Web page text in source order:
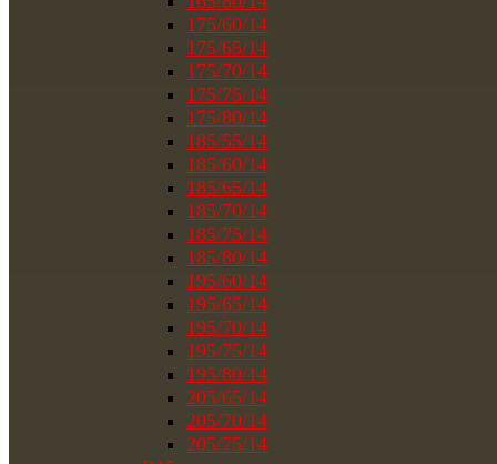
175/60/14
175/65/14
175/70/14
175/75/14
175/80/14
185/55/14
185/60/14
185/65/14
185/70/14
185/75/14
185/80/14
195/60/14
195/65/14
195/70/14
195/75/14
195/80/14
205/65/14
205/70/14
205/75/14